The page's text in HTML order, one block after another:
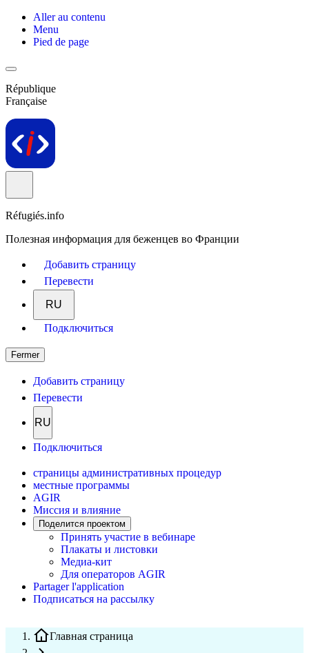
Aller au contenu
Menu
Pied de page
République
Française
Réfugiés.info
Полезная информация для беженцев во Франции
Добавить страницу
Перевести
RU
Подключиться
Fermer
Добавить страницу
Перевести
RU
Подключиться
страницы административных процедур
местные программы
AGIR
Миссия и влияние
Поделится проектом
Принять участие в вебинаре
Плакаты и листовки
Медиа-кит
Для операторов AGIR
Partager l'application
Подписаться на рассылку
Главная страница